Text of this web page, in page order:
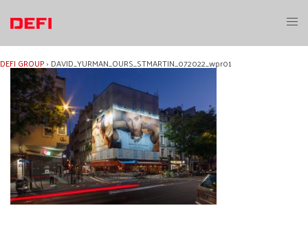
contenu
DEFI GROUP› DAVID_YURMAN_OURS_STMARTIN_072022_wpr01